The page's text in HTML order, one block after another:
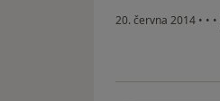
20. června 2014 • • •